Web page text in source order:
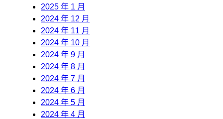
2025 年 1 月
2024 年 12 月
2024 年 11 月
2024 年 10 月
2024 年 9 月
2024 年 8 月
2024 年 7 月
2024 年 6 月
2024 年 5 月
2024 年 4 月